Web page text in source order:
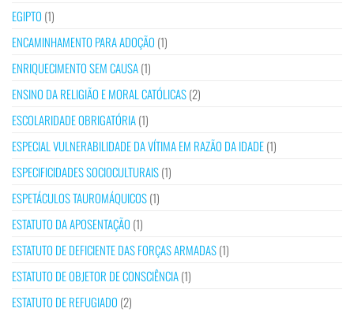
EGIPTO (1)
ENCAMINHAMENTO PARA ADOÇÃO (1)
ENRIQUECIMENTO SEM CAUSA(1)
ENSINO DA RELIGIÃO E MORAL CATÓLICAS(2)
ESCOLARIDADE OBRIGATÓRIA(1)
ESPECIAL VULNERABILIDADE DA VÍTIMA EM RAZÃO DA IDADE(1)
ESPECIFICIDADES SOCIOCULTURAIS(1)
ESPETÁCULOS TAUROMÁQUICOS(1)
ESTATUTO DA APOSENTAÇÃO (1)
ESTATUTO DE DEFICIENTE DAS FORÇAS ARMADAS(1)
ESTATUTO DE OBJETOR DE CONSCIÊNCIA(1)
ESTATUTO DE REFUGIADO (2)